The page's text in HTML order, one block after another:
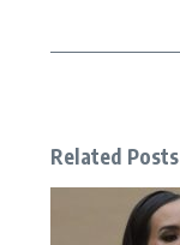
Related Posts